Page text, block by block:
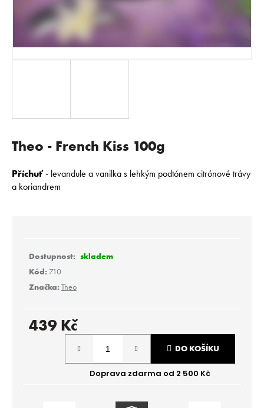
Theo - French Kiss 100g
Příchuť- levandule a vanilka s lehkým podtónem citrónové trávy
a koriandrem
skladem
Kód: 710
Značka:Theo
439 Kč
DO KOŠÍKU
N
J
Í